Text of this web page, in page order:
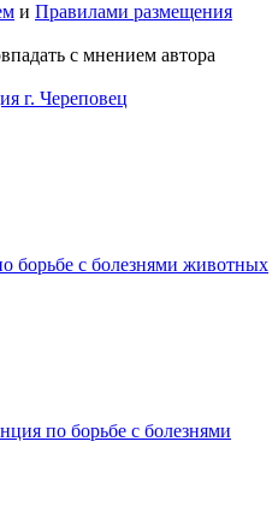
и Правилами размещения
с мнением автора
г. Череповец
борьбе с болезнями животных
по борьбе с болезнями